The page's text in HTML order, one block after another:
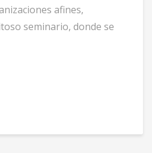
afines,
seminario, donde se